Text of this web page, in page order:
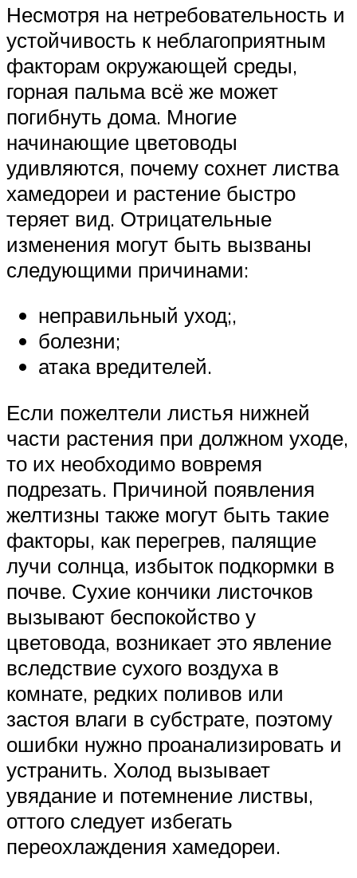
Несмотря на нетребовательность и
устойчивость к неблагоприятным
факторам окружающей среды,
горная пальма всё же может
погибнуть дома. Многие
начинающие цветоводы
удивляются, почему сохнет листва
хамедореи и растение быстро
теряет вид. Отрицательные
изменения могут быть вызваны
следующими причинами:
неправильный уход;,
болезни;
атака вредителей.
Если пожелтели листья нижней
части растения при должном уходе,
то их необходимо вовремя
подрезать. Причиной появления
желтизны также могут быть такие
факторы, как перегрев, палящие
лучи солнца, избыток подкормки в
почве. Сухие кончики листочков
вызывают беспокойство у
цветовода, возникает это явление
вследствие сухого воздуха в
комнате, редких поливов или
застоя влаги в субстрате, поэтому
ошибки нужно проанализировать и
устранить. Холод вызывает
увядание и потемнение листвы,
оттого следует избегать
переохлаждения хамедореи.